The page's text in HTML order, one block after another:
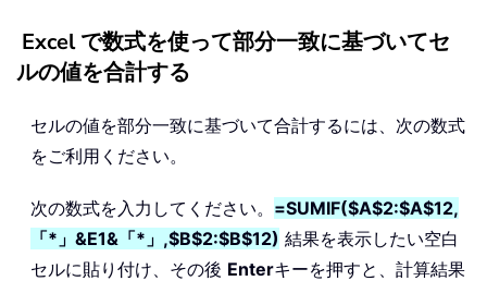
Excel で数式を使って部分一致に基づいてセ
ルの値を合計する
セルの値を部分一致に基づいて合計するには、次の数式
をご利用ください。
次の数式を入力してください。 =SUMIF($A$2:$A$12,
「*」&E1&「*」,$B$2:$B$12) 結果を表示したい空白
セルに貼り付け、その後 Enterキーを押すと、計算結果